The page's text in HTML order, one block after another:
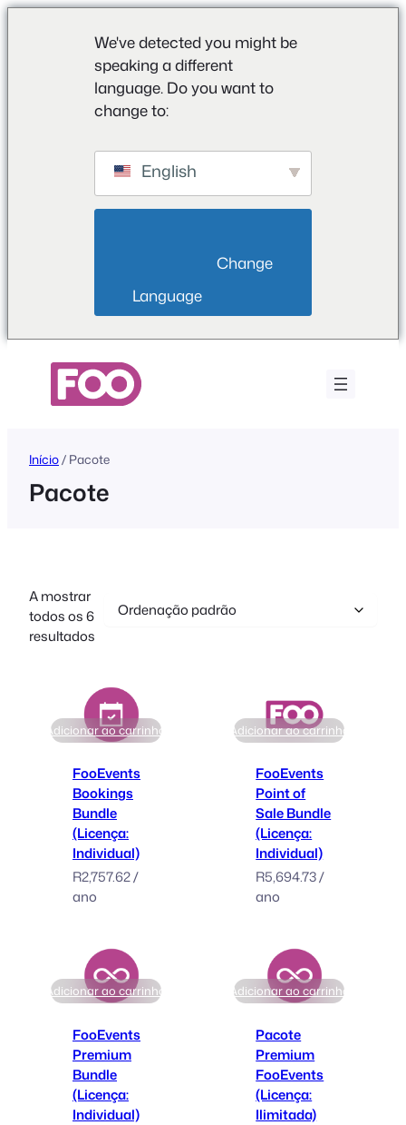
We've detected you might be
speaking a different
language. Do you want to
change to:
English
Language
Início/ Pacote
Pacote
A mostrar
todos os 6
resultados
Adicionar ao carrinho
FooEvents
Bookings
Bundle
(Licença:
Individual)
R2,757.62/
ano
Adicionar ao carrinho
FooEvents
Point of
Sale Bundle
(Licença:
Individual)
R5,694.73/
ano
Adicionar ao carrinho
FooEvents
Premium
Bundle
(Licença:
Individual)
Adicionar ao carrinho
Pacote
Premium
FooEvents
(Licença:
Ilimitada)